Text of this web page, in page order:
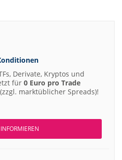
Derivate, Kryptos und
für 0 Euro pro Trade
marktüblicher Spreads)!